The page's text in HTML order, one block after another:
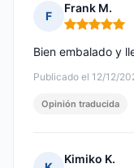
F
Frank M.
Nota: 5 de 5
Publicado el 12/12/
Bien embalado y
Opinión traducida
Kimiko K.